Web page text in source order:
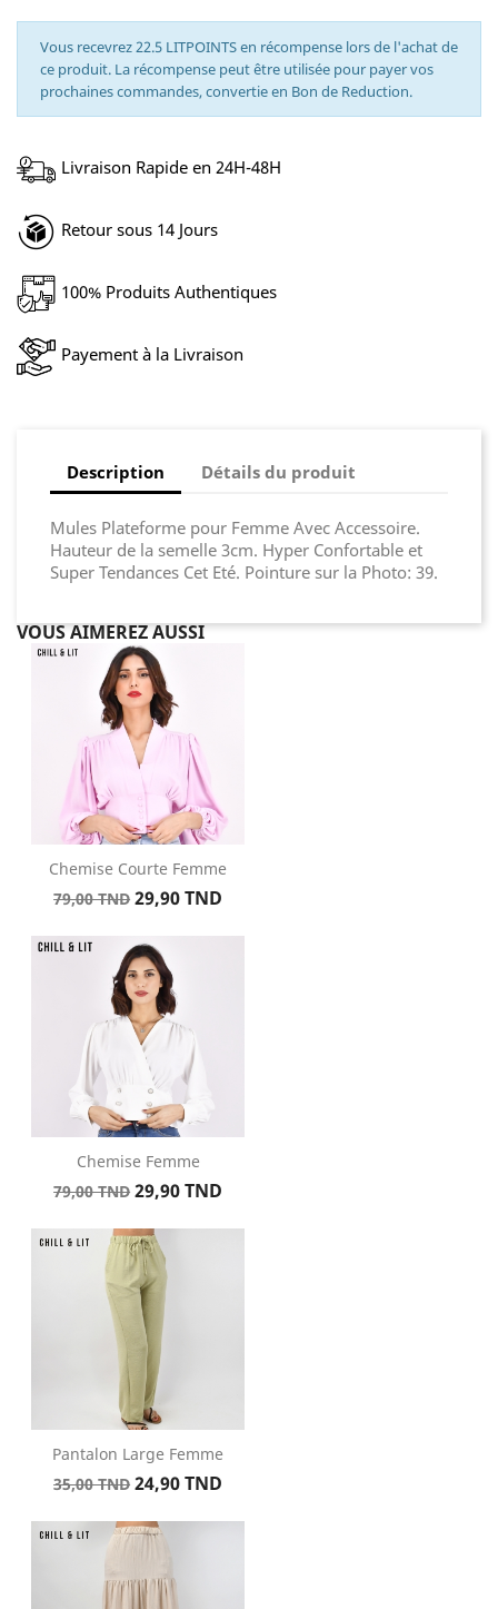
Vous recevrez 22.5 LITPOINTS en récompense lors de l'achat de
ce produit. La récompense peut être utilisée pour payer vos
prochaines commandes, convertie en Bon de Reduction.
Livraison Rapide en 24H-48H
Retour sous 14 Jours
100% Produits Authentiques
Payement à la Livraison
Description Détails du produit
Mules Plateforme pour Femme Avec Accessoire.
Hauteur de la semelle 3cm. Hyper Confortable et
Super Tendances Cet Eté. Pointure sur la Photo: 39.
VOUS AIMEREZ AUSSI
Chemise Courte Femme
Prix
base
79,00 TND Prix
29,90 TND
Chemise Femme
Prix
base
79,00 TND Prix
29,90 TND
Pantalon Large Femme
Prix
base
35,00 TND Prix
24,90 TND